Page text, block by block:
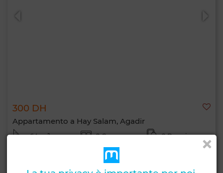
300 DH
Appartamento a Hay Salam, Agadir
64 m² 2 Camere 2 Bagni
2 notti min.